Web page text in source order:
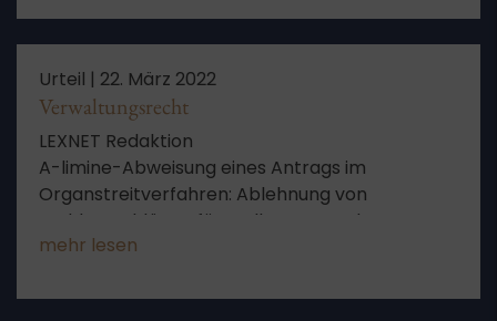
Urteil | 22. März 2022
Verwaltungsrecht
LEXNET Redaktion
A-limine-Abweisung eines Antrags im
Organstreitverfahren: Ablehnung von
Wahlvorschlägen für Stellvertreter des
Bundestagspräsidenten verletzt AfD-Fraktion
verfassungsmäßigen Rechten
mehr lesen